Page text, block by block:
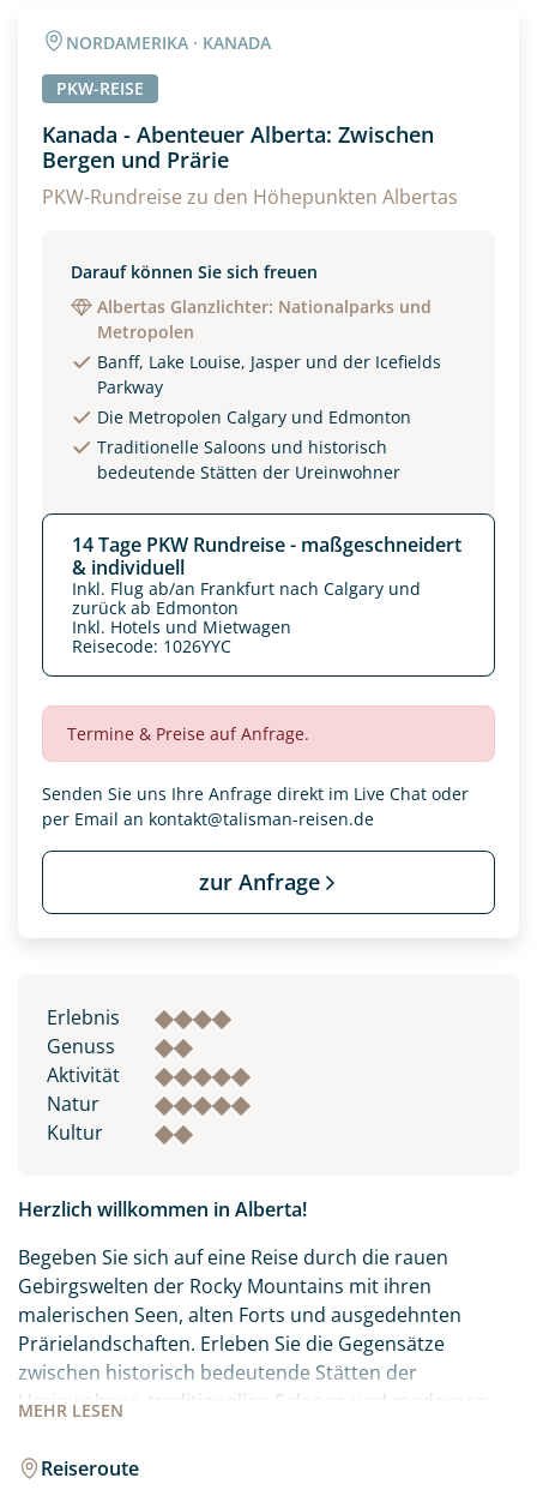
NORDAMERIKA · KANADA
PKW-REISE
Kanada - Abenteuer Alberta: Zwischen
Bergen und Prärie
PKW-Rundreise zu den Höhepunkten Albertas
Darauf können Sie sich freuen
Albertas Glanzlichter: Nationalparks und
Metropolen
Banff, Lake Louise, Jasper und der Icefields
Parkway
Die Metropolen Calgary und Edmonton
Traditionelle Saloons und historisch
bedeutende Stätten der Ureinwohner
14 Tage PKW Rundreise - maßgeschneidert
& individuell
Inkl. Flug ab/an Frankfurt nach Calgary und
zurück ab Edmonton
Inkl. Hotels und Mietwagen
Reisecode: 1026YYC
Termine & Preise auf Anfrage.
Senden Sie uns Ihre Anfrage direkt im Live Chat oder
per Email an kontakt@talisman-reisen.de
zur Anfrage
Erlebnis
Genuss
Aktivität
Natur
Kultur
MEHR LESEN
Herzlich willkommen in Alberta!
Begeben Sie sich auf eine Reise durch die rauen
Gebirgswelten der Rocky Mountains mit ihren
malerischen Seen, alten Forts und ausgedehnten
Prärielandschaften. Erleben Sie die Gegensätze
zwischen historisch bedeutende Stätten der
Ureinwohner, traditionellen Saloons und modernen
Westen Kanadas hält vielseitige Erlebnisse für jeden
Besucher bereit. Ihre Reise führt Sie zu den Highlights
Reiseroute
Alter
Unterkunft
EZ Familienzimmer
Reisebeginn
Option 1 Option 2
Weitere Informationen
Datenschutz & Transparenz ist uns sehr wichtig!
Kenntnis genommen und akzeptiert haben.